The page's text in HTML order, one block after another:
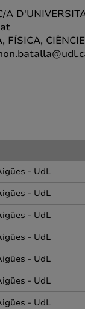
A
FÍSICA,
- UdL
- UdL
- UdL
- UdL
- UdL
- UdL
- UdL